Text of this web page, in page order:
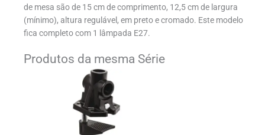
de mesa são de 15 cm de comprimento, 12,5 cm de largura
(mínimo), altura regulável, em preto e cromado. Este modelo
fica completo com 1 lâmpada E27.
Produtos da mesma Série